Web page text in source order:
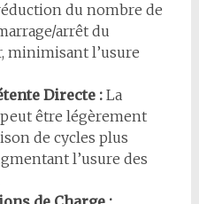
du nombre de
arrêt du
minimisant l’usure
Directe :La
être légèrement
de cycles plus
l’usure des